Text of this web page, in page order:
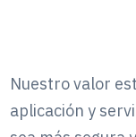
Nuestro valor
aplicación y